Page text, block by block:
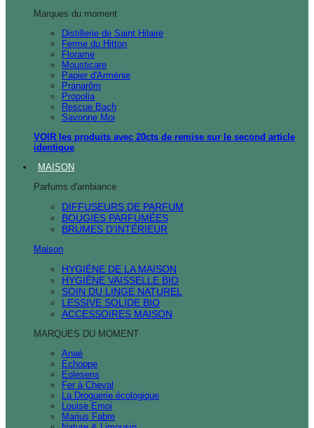
Marques du moment
Distillerie de Saint Hilaire
Ferme du Hitton
Florame
Mousticare
Papier d'Arménie
Pranarôm
Propolia
Rescue Bach
Savonne Moi
VOIR les produits avec 20cts de remise sur le second article
identique
MAISON
Parfums d'ambiance
DIFFUSEURS DE PARFUM
BOUGIES PARFUMÉES
BRUMES D'INTÉRIEUR
Maison
HYGIÈNE DE LA MAISON
HYGIÈNE VAISSELLE BIO
SOIN DU LINGE NATUREL
LESSIVE SOLIDE BIO
ACCESSOIRES MAISON
MARQUES DU MOMENT
Anaé
Echoppe
Eolesens
Fer à Cheval
La Droguerie écologique
Louise Emoi
Marius Fabre